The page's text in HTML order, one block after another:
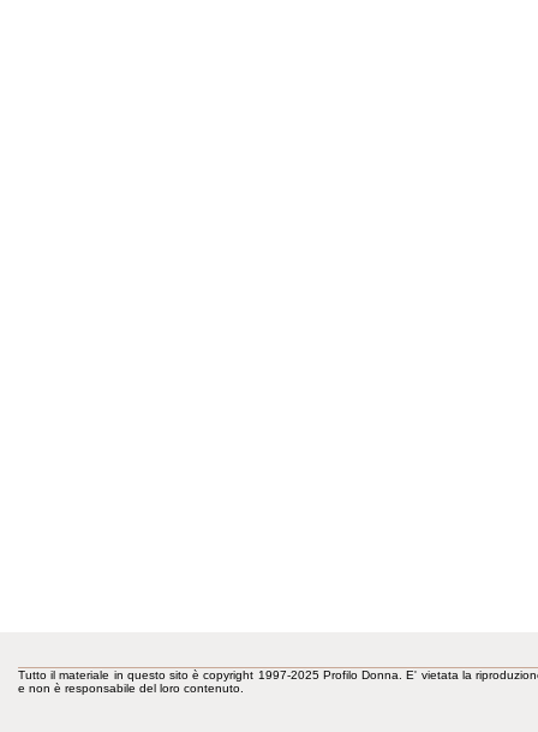
Tutto il materiale in questo sito è copyright 1997-2025 Profilo Donna. E' vietata la
e non è responsabile del loro contenuto.